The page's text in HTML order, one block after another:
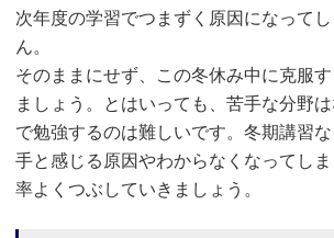
次年度の学習でつまずく原因になって
ん。
そのままにせず、この冬休み中に克服
ましょう。とはいっても、苦手な分野
で勉強するのは難しいです。冬期講習
手と感じる原因やわからなくなってし
率よくつぶしていきましょう。